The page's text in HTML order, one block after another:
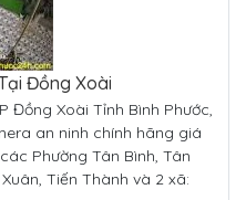
Đồng Xoài
Xoài Tỉnh Bình Phước,
an ninh chính hãng giá
Phường Tân Bình, Tân
Tiến Thành và 2 xã: